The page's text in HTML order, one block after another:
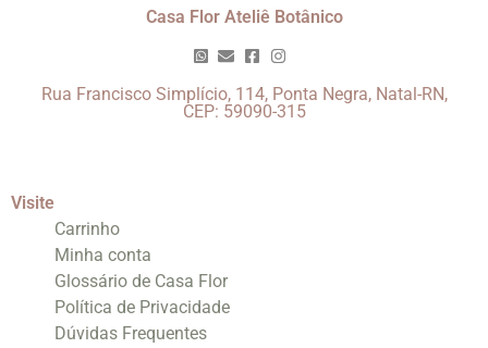
Casa Flor Ateliê Botânico
Rua Francisco Simplício, 114, Ponta Negra, Natal-RN,
CEP: 59090-315
Visite
Carrinho
Minha conta
Glossário de Casa Flor
Política de Privacidade
Dúvidas Frequentes